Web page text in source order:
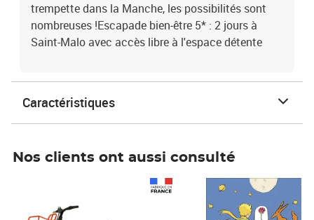
trempette dans la Manche, les possibilités sont
nombreuses !Escapade bien-être 5* : 2 jours à
Saint-Malo avec accès libre à l'espace détente
Caractéristiques
Nos clients ont aussi consulté
Prix 6,25€ HT